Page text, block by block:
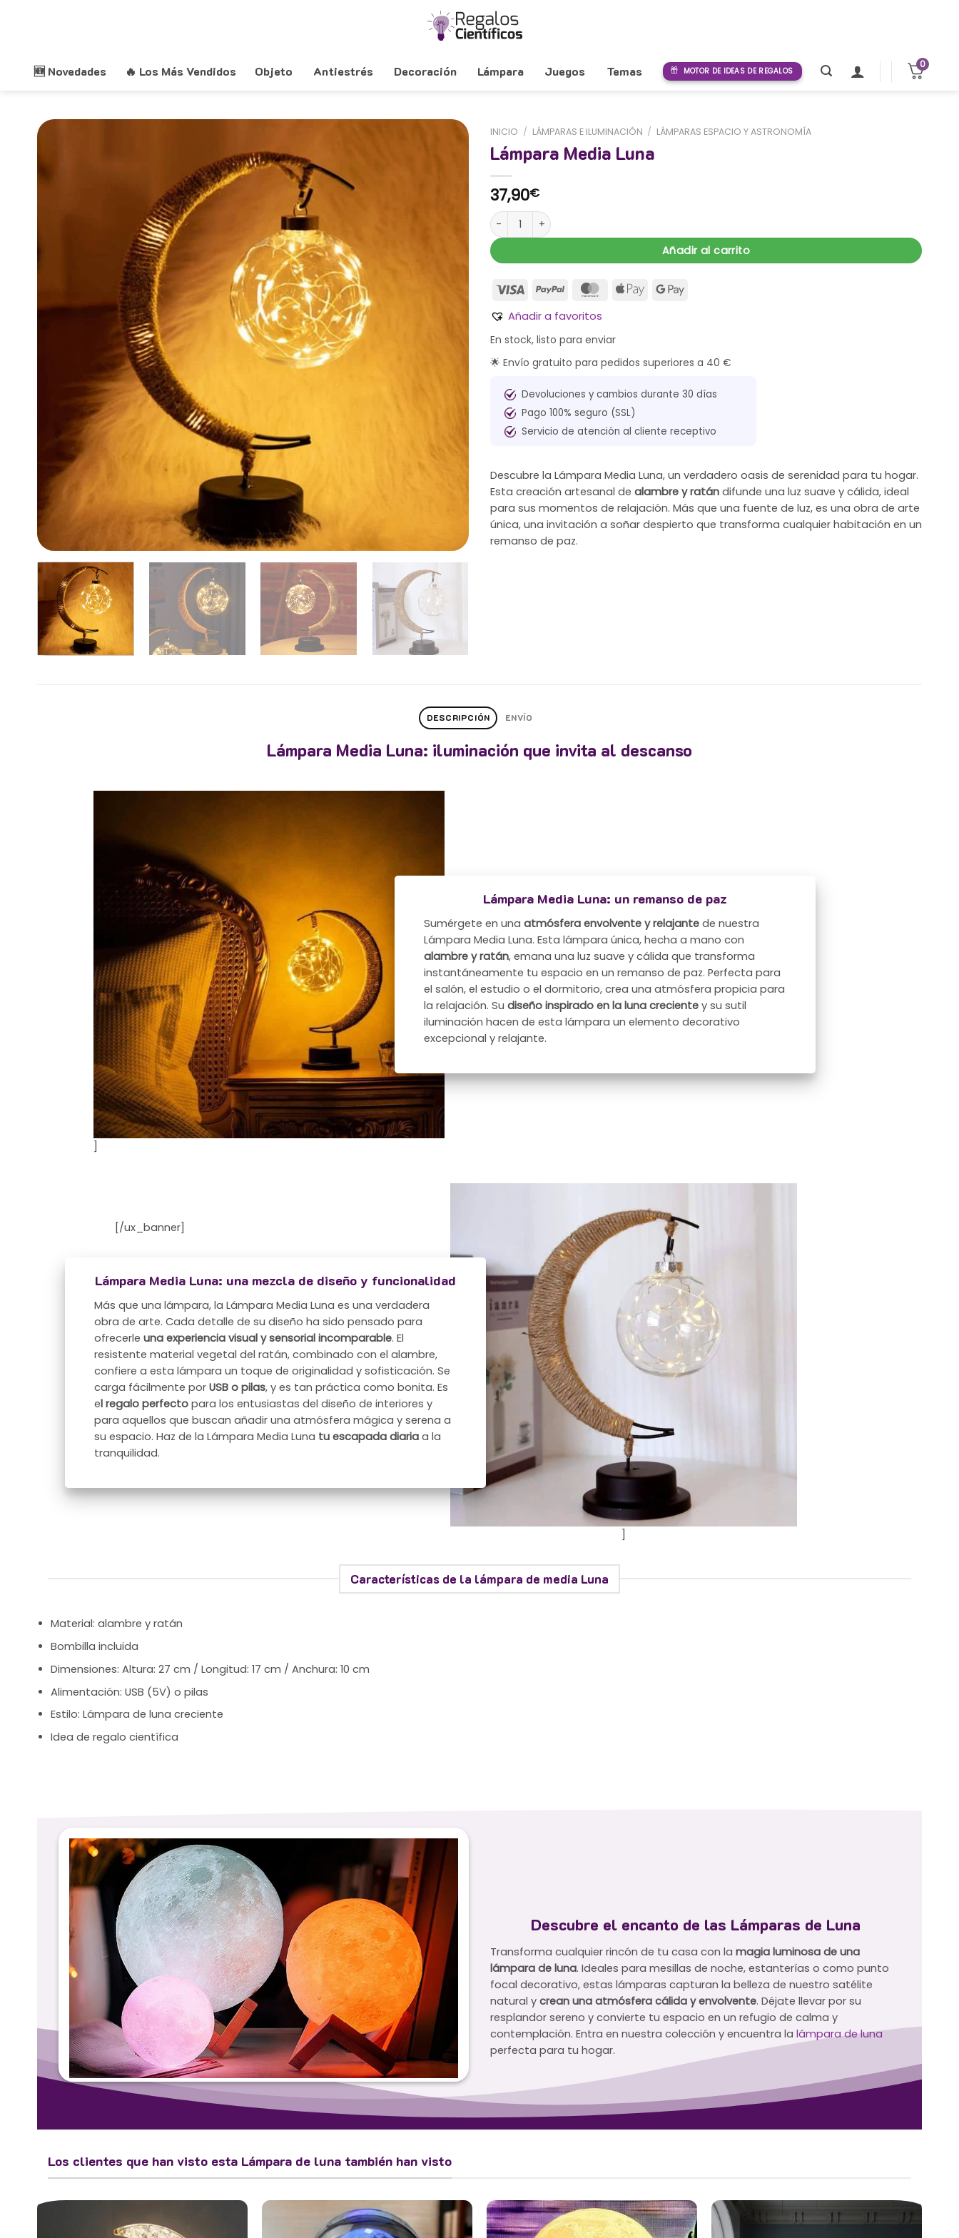
🆕 Novedades 🔥 Los Más Vendidos Objeto Antiestrés Decoración Lámpara Juegos Temas MOTOR DE IDEAS DE REGALOS
0
INICIO / LÁMPARAS E ILUMINACIÓN / LÁMPARAS ESPACIO Y ASTRONOMÍA
Lámpara Media Luna
37,90€
Lámpara Media Luna cantidad
Añadir al carrito
Añadir a favoritos
En stock, listo para enviar
🌟 Envío gratuito para pedidos superiores a 40 €
Devoluciones y cambios durante 30 días
Pago 100% seguro (SSL)
Servicio de atención al cliente receptivo
Descubre la Lámpara Media Luna, un verdadero oasis de serenidad para tu hogar.
Esta creación artesanal de alambre y ratán difunde una luz suave y cálida, ideal
para sus momentos de relajación. Más que una fuente de luz, es una obra de arte
única, una invitación a soñar despierto que transforma cualquier habitación en un
remanso de paz.
DESCRIPCIÓN ENVÍO
Lámpara Media Luna: iluminación que invita al descanso
]
Lámpara Media Luna: un remanso de paz
Sumérgete en unaatmósfera envolvente y relajante de nuestra
Lámpara Media Luna. Esta lámpara única, hecha a mano con
alambre y ratán, emana una luz suave y cálida que transforma
instantáneamente tu espacio en un remanso de paz. Perfecta para
el salón, el estudio o el dormitorio, crea una atmósfera propicia para
la relajación. Sudiseño inspirado en la luna creciente y su sutil
iluminación hacen de esta lámpara un elemento decorativo
excepcional y relajante.
]
[/ux_banner]
Lámpara Media Luna: una mezcla de diseño y funcionalidad
Más que una lámpara, la Lámpara Media Luna es una verdadera
obra de arte. Cada detalle de su diseño ha sido pensado para
ofrecerleuna experiencia visual y sensorial incomparable. El
resistente material vegetal del ratán, combinado con el alambre,
confiere a esta lámpara un toque de originalidad y sofisticación. Se
carga fácilmente porUSB o pilas, y es tan práctica como bonita. Es
el regalo perfecto para los entusiastas del diseño de interiores y
para aquellos que buscan añadir una atmósfera mágica y serena a
su espacio. Haz de la Lámpara Media Luna tu escapada diaria a la
tranquilidad.
Características de la lámpara de media Luna
Material: alambre y ratán
Bombilla incluida
Dimensiones: Altura: 27 cm / Longitud: 17 cm / Anchura: 10 cm
Alimentación: USB (5V) o pilas
Estilo: Lámpara de luna creciente
Idea de regalo científica
Descubre el encanto de las Lámparas de Luna
Transforma cualquier rincón de tu casa con la magia luminosa de una
lámpara de luna. Ideales para mesillas de noche, estanterías o como punto
focal decorativo, estas lámparas capturan la belleza de nuestro satélite
natural y crean una atmósfera cálida y envolvente. Déjate llevar por su
resplandor sereno y convierte tu espacio en un refugio de calma y
contemplación. Entra en nuestra colección y encuentra la lámpara de luna
perfecta para tu hogar.
Los clientes que han visto esta Lámpara de luna también han visto